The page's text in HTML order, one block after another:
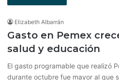
Elizabeth Albarrán
Gasto en Pemex
salud y educación
El gasto programable que realizó
durante octubre fue mayor al que